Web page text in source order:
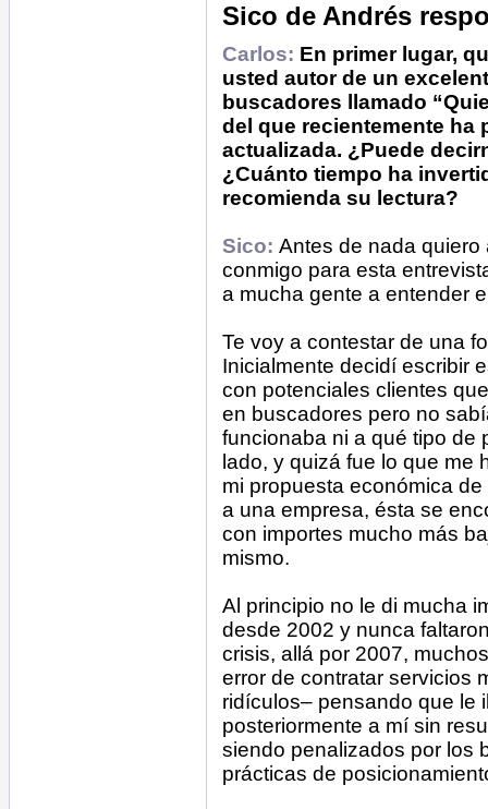
Sico de Andrés
Carlos: En primer lugar,
usted autor de un
buscadores llamado
del que recientemente ha
actualizada. ¿Puede
¿Cuánto tiempo ha
recomienda su lectura?
Sico: Antes de nada
conmigo para esta
a mucha gente a entender
Te voy a contestar de una
Inicialmente decidí escribir
con potenciales clientes
en buscadores pero no
funcionaba ni a qué tipo de
lado, y quizá fue lo que me
mi propuesta económica
a una empresa, ésta se
con importes mucho más
mismo.
Al principio no le di mucha
desde 2002 y nunca
crisis, allá por 2007,
error de contratar servicios
ridículos– pensando que le
posteriormente a mí sin
siendo penalizados por los
prácticas de